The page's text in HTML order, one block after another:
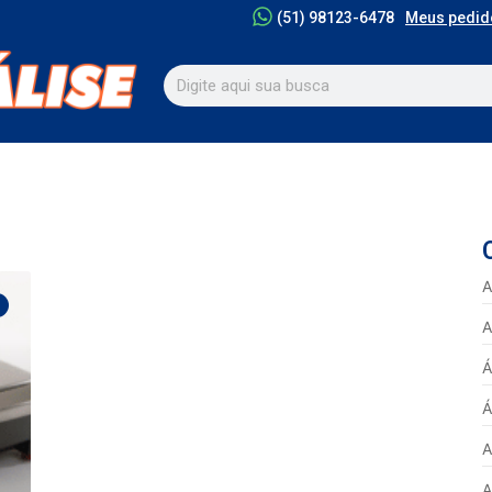
Meus
(51) 98123-6478